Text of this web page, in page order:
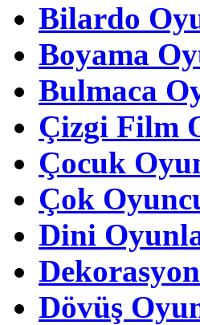
Bilardo
Boyama
Bulmaca
Çizgi Film
Çocuk
Çok
Dini
Dövüş